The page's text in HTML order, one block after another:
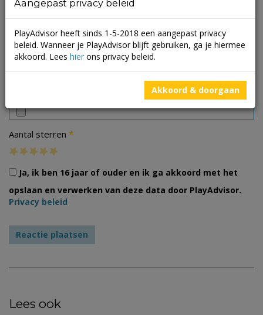
Aantal sterren *
Ja, ik ben 16 jaar of ouder en ik ga akkoord met het
opslaan en verwerken van deze data door PlayAdvisor.
Privacy beleid
Lees ook
Aangepast privacy beleid
PlayAdvisor heeft sinds 1-5-2018 een aangepast privacy
beleid. Wanneer je PlayAdvisor blijft gebruiken, ga je hiermee
akkoord. Lees hier ons privacy beleid.
Akkoord & doorgaan